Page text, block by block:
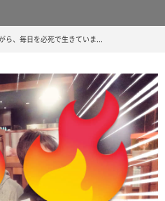
ら、毎日を必死で生きていま...